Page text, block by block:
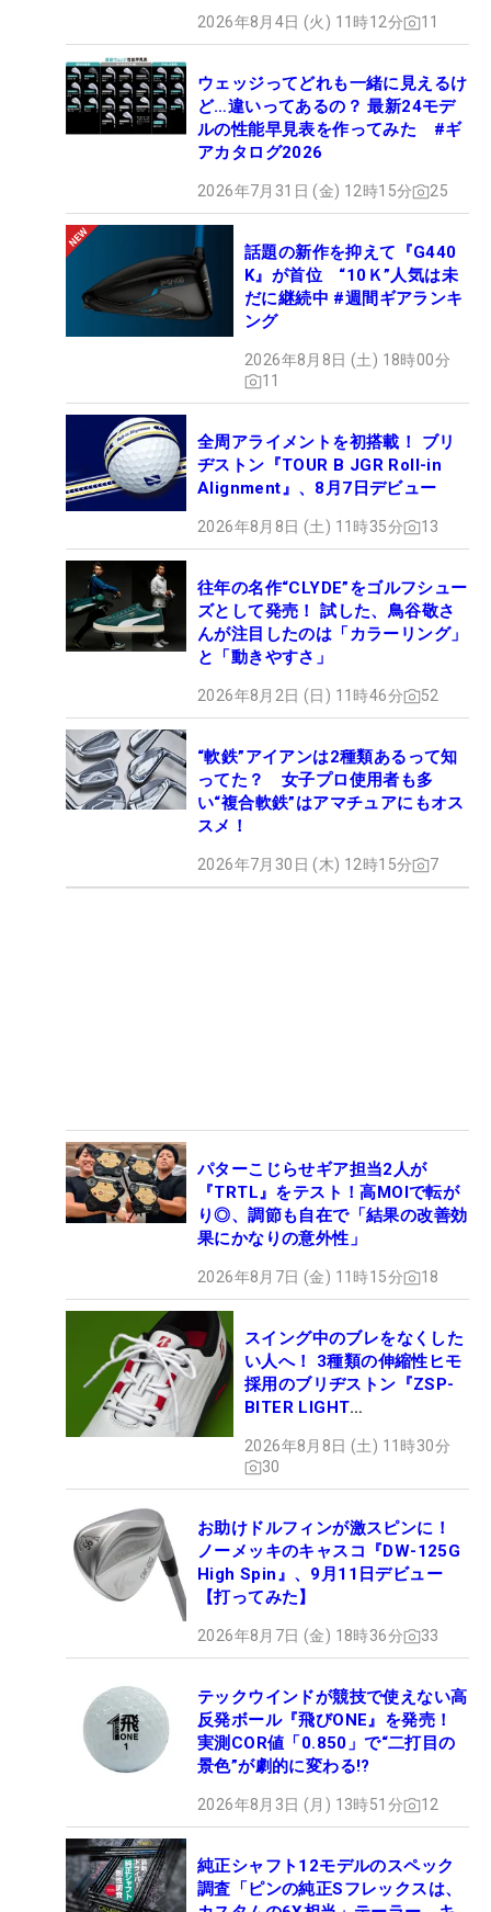
2026年8月4日 (火) 11時12分 11
ウェッジってどれも一緒に見えるけ
ど…違いってあるの？ 最新24モデ
ルの性能早見表を作ってみた #ギ
アカタログ2026
2026年7月31日 (金) 12時15分 25
話題の新作を抑えて『G440
K』が首位 “10Ｋ”人気は未
だに継続中 #週間ギアランキ
ング
2026年8月8日 (土) 18時00分
11
全周アライメントを初搭載！ ブリ
ヂストン『TOUR B JGR Roll-in
Alignment』、8月7日デビュー
2026年8月8日 (土) 11時35分 13
往年の名作“CLYDE”をゴルフシュー
ズとして発売！ 試した、鳥谷敬さ
んが注目したのは「カラーリング」
と「動きやすさ」
2026年8月2日 (日) 11時46分 52
“軟鉄”アイアンは2種類あるって知
ってた？ 女子プロ使用者も多
い“複合軟鉄”はアマチュアにもオス
スメ！
2026年7月30日 (木) 12時15分 7
パターこじらせギア担当2人が
『TRTL』をテスト！高MOIで転が
り◎、調節も自在で「結果の改善効
果にかなりの意外性」
2026年8月7日 (金) 11時15分 18
スイング中のブレをなくした
い人へ！ 3種類の伸縮性ヒモ
採用のブリヂストン『ZSP-
BITER LIGHT
ュー
2026年8月8日 (土) 11時30分
30
お助けドルフィンが激スピンに！
ノーメッキのキャスコ『DW-125G
High Spin』、9月11日デビュー
【打ってみた】
2026年8月7日 (金) 18時36分 33
テックウインドが競技で使えない高
反発ボール『飛びONE』を発売！
実測COR値「0.850」で“二打目の
景色”が劇的に変わる!?
2026年8月3日 (月) 13時51分 12
純正シャフト12モデルのスペック
調査「ピンの純正Sフレックスは、